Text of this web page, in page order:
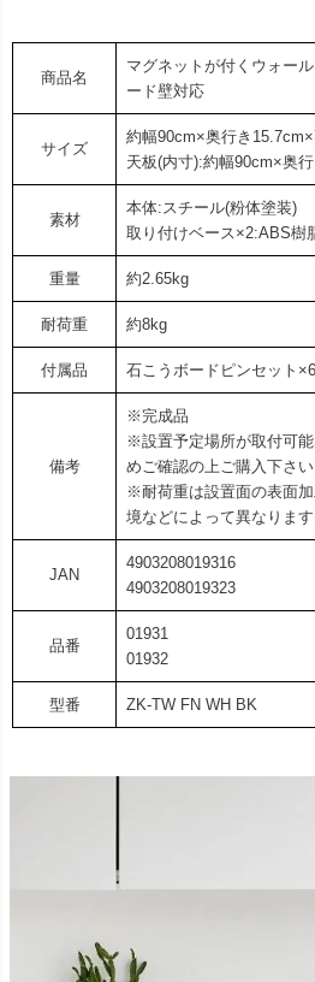
商品名
マグネットが付くウォー
ード壁対応
サイズ
約幅90cm×奥行き
天板(内寸):約幅90cm×奥
素材
本体:スチール(粉体塗装)
取り付けベース×2:ABS樹
重量 約2.65kg
耐荷重 約8kg
付属品 石こうボードピンセット
備考
※完成品
※設置予定場所が取付可
めご確認の上ご購入下さい
※耐荷重は設置面の表面
境などによって異なります
JAN
4903208019316
4903208019323
品番
01931
01932
型番 ZK-TW FN WH BK